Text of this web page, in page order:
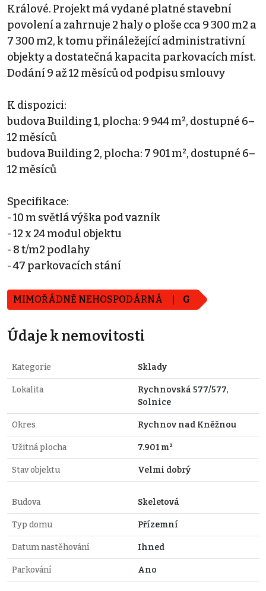
Králové. Projekt má vydané platné stavební
povolení a zahrnuje 2 haly o ploše cca 9 300 m2 a
7 300 m2, k tomu přináležející administrativní
objekty a dostatečná kapacita parkovacích míst.
Dodání 9 až 12 měsíců od podpisu smlouvy
K dispozici:
budova Building 1, plocha: 9 944 m², dostupné 6–
12 měsíců
budova Building 2, plocha: 7 901 m², dostupné 6–
12 měsíců
Specifikace:
- 10 m světlá výška pod vazník
- 12 x 24 modul objektu
- 8 t/m2 podlahy
- 47 parkovacích stání
MIMOŘÁDNĚ NEHOSPODÁRNÁ G
Údaje k nemovitosti
Kategorie Sklady
Lokalita
Rychnovská 577/577,
Solnice
Okres Rychnov nad Kněžnou
Užitná plocha 7.901 m²
Stav objektu Velmi dobrý
Budova Skeletová
Typ domu Přízemní
Datum nastěhování Ihned
Parkování Ano